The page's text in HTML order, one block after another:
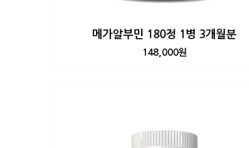
메가알부민 180정 1병 3개월분
148,000원